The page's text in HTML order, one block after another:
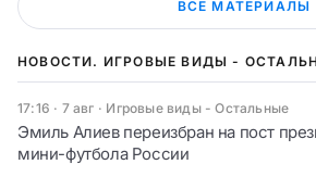
ВСЕ МАТЕРИАЛЫ
НОВОСТИ. ИГРОВЫЕ ВИДЫ -
17:16 · 7 авг · Игровые виды - Остальные
Эмиль Алиев переизбран на пост
мини-футбола России